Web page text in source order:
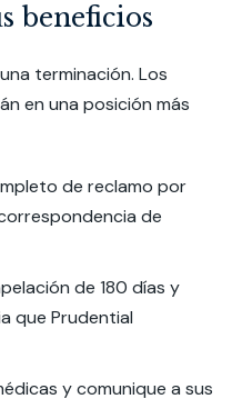
beneficios
terminación. Los
en una posición más
de reclamo por
de
de 180 días y
que Prudential
y comunique a sus